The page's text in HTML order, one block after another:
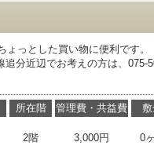
ょっとした買い物に便利です
分近辺でお考えの方は、075-
所在階
2階
管理費・共益費
3,000円 0